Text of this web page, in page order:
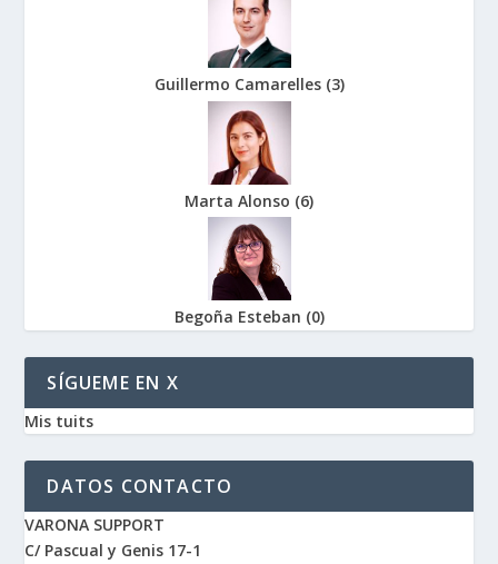
Guillermo Camarelles (3)
Marta Alonso (6)
Begoña Esteban (0)
SÍGUEME EN X
Mis tuits
DATOS CONTACTO
VARONA SUPPORT
C/ Pascual y Genis 17-1